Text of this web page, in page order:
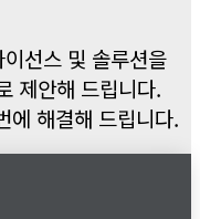
선스 및 솔루션을
제안해 드립니다.
에 해결해 드립니다.